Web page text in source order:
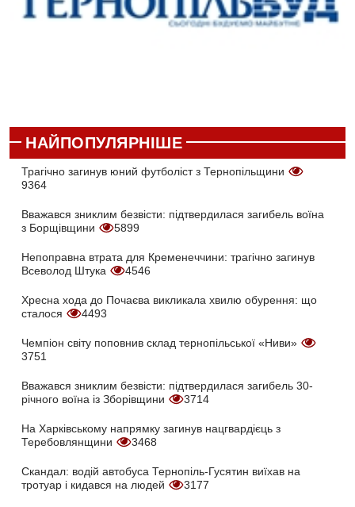
НАЙПОПУЛЯРНІШЕ
Трагічно загинув юний футболіст з Тернопільщини
9364
Вважався зниклим безвісти: підтвердилася загибель воїна
з Борщівщини
5899
Непоправна втрата для Кременеччини: трагічно загинув
Всеволод Штука
4546
Хресна хода до Почаєва викликала хвилю обурення: що
сталося
4493
Чемпіон світу поповнив склад тернопільської «Ниви»
3751
Вважався зниклим безвісти: підтвердилася загибель 30-
річного воїна із Зборівщини
3714
На Харківському напрямку загинув нацгвардієць з
Теребовлянщини
3468
Скандал: водій автобуса Тернопіль-Гусятин виїхав на
тротуар і кидався на людей
3177